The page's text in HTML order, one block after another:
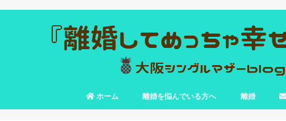
ホーム 離婚を悩んでいる方へ 離婚